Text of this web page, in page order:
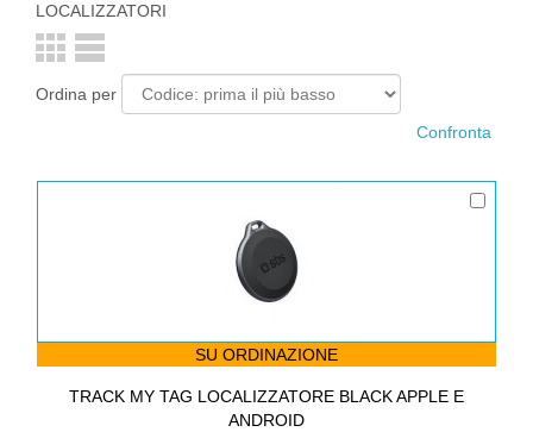
LOCALIZZATORI
Ordina per
SU ORDINAZIONE
TRACK MY TAG LOCALIZZATORE BLACK APPLE E
ANDROID